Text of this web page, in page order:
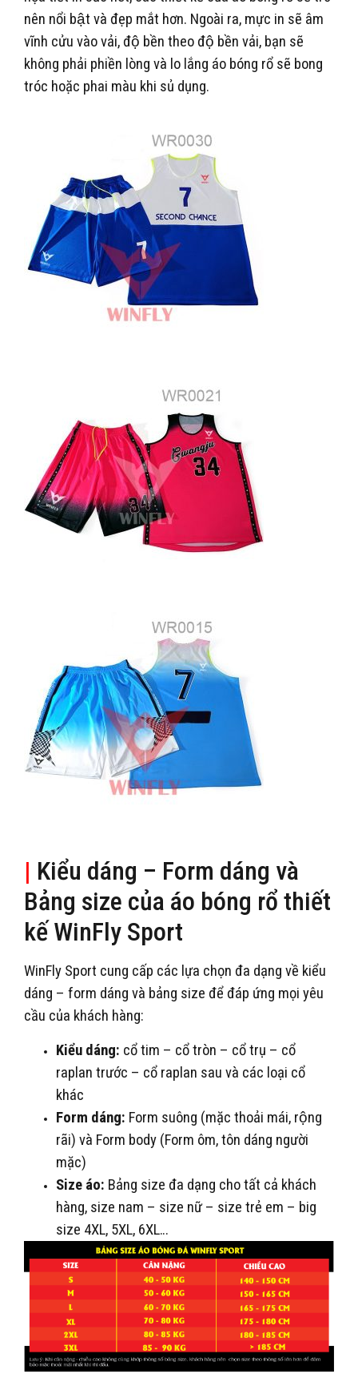
nên nổi bật và đẹp mắt hơn. Ngoài ra, mực in sẽ âm
vĩnh cửu vào vải, độ bền theo độ bền vải, bạn sẽ
không phải phiền lòng và lo lắng áo bóng rổ sẽ bong
tróc hoặc phai màu khi sủ dụng.
| Kiểu dáng – Form dáng và
Bảng size của áo bóng rổ thiết
kế WinFly Sport
WinFly Sport cung cấp các lựa chọn đa dạng về kiểu
dáng – form dáng và bảng size để đáp ứng mọi yêu
cầu của khách hàng:
Kiểu dáng: cổ tim – cổ tròn – cổ trụ – cổ
raplan trước – cổ raplan sau và các loại cổ
khác
Form dáng: Form suông (mặc thoải mái, rộng
rãi) và Form body (Form ôm, tôn dáng người
mặc)
Size áo: Bảng size đa dạng cho tất cả khách
hàng, size nam – size nữ – size trẻ em – big
size 4XL, 5XL, 6XL…